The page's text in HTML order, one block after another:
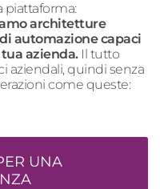
piattaforma:
architetture
automazione capaci
azienda.Il tutto
aziendali, quindi senza
come queste:
UNA